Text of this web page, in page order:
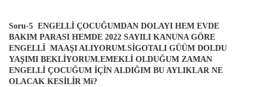
Soru-5 ENGELLİ ÇOCUĞUMDAN DOLAYI HEM EVDE
BAKIM PARASI HEMDE 2022 SAYILI KANUNA GÖRE
ENGELLİ MAAŞI ALIYORUM.SİGOTALI GÜÜM DOLDU
YAŞIMI BEKLİYORUM.EMEKLİ OLDUĞUM ZAMAN
ENGELLİ ÇOCUĞUM İÇİN ALDIĞIM BU AYLIKLAR NE
OLACAK KESİLİR Mi?